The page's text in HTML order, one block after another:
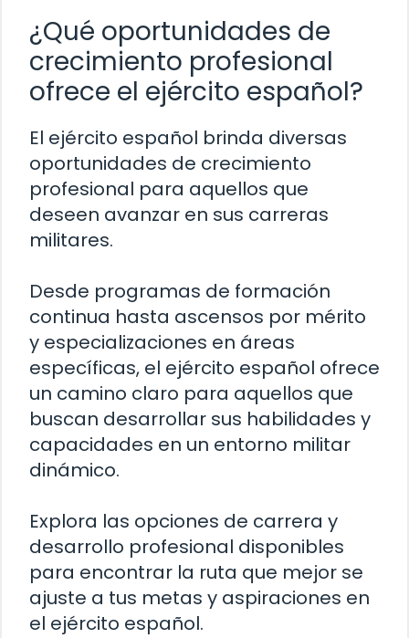
¿Qué oportunidades de
crecimiento profesional
ofrece el ejército español?
El ejército español brinda diversas
oportunidades de crecimiento
profesional para aquellos que
deseen avanzar en sus carreras
militares.
Desde programas de formación
continua hasta ascensos por mérito
y especializaciones en áreas
específicas, el ejército español ofrece
un camino claro para aquellos que
buscan desarrollar sus habilidades y
capacidades en un entorno militar
dinámico.
Explora las opciones de carrera y
desarrollo profesional disponibles
para encontrar la ruta que mejor se
ajuste a tus metas y aspiraciones en
el ejército español.